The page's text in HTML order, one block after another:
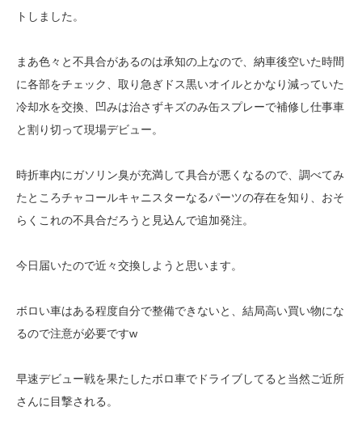
トしました。
まあ色々と不具合があるのは承知の上なので、納車後空いた時間
に各部をチェック、取り急ぎドス黒いオイルとかなり減っていた
冷却水を交換、凹みは治さずキズのみ缶スプレーで補修し仕事車
と割り切って現場デビュー。
時折車内にガソリン臭が充満して具合が悪くなるので、調べてみ
たところチャコールキャニスターなるパーツの存在を知り、おそ
らくこれの不具合だろうと見込んで追加発注。
今日届いたので近々交換しようと思います。
ボロい車はある程度自分で整備できないと、結局高い買い物にな
るので注意が必要ですw
早速デビュー戦を果たしたボロ車でドライブしてると当然ご近所
さんに目撃される。